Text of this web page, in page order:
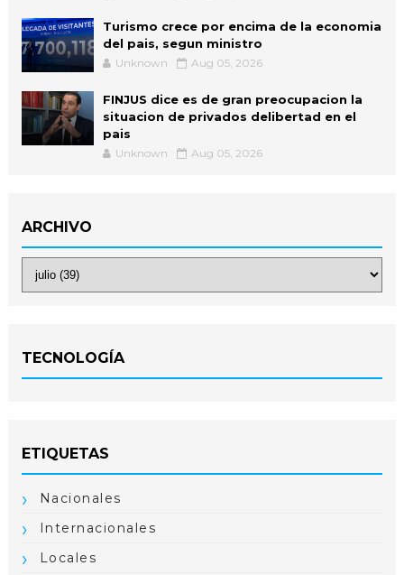
Turismo crece por encima de la economia
del pais, segun ministro
Unknown Aug 05, 2026
FINJUS dice es de gran preocupacion la
situacion de privados delibertad en el
pais
Unknown Aug 05, 2026
ARCHIVO
TECNOLOGÍA
ETIQUETAS
Nacionales
Internacionales
Locales